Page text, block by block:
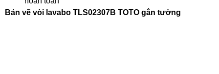
Bản vẽ vòi lavabo TLS02307B TOTO gắn tường